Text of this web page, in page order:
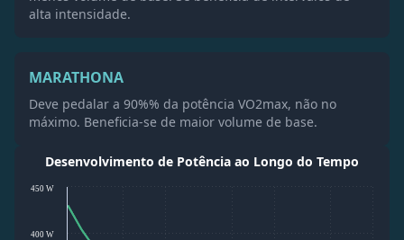
alta intensidade.
MARATHONA
Deve pedalar a 90%% da potência VO2max, não no
máximo. Beneficia-se de maior volume de base.
Desenvolvimento de Potência ao Longo do Tempo
400 W
450 W